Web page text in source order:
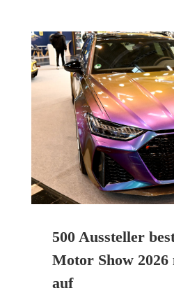
500 Aussteller
Motor Show
auf